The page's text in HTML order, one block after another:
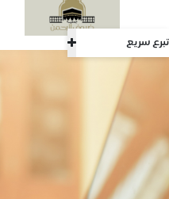
تبرع سريع